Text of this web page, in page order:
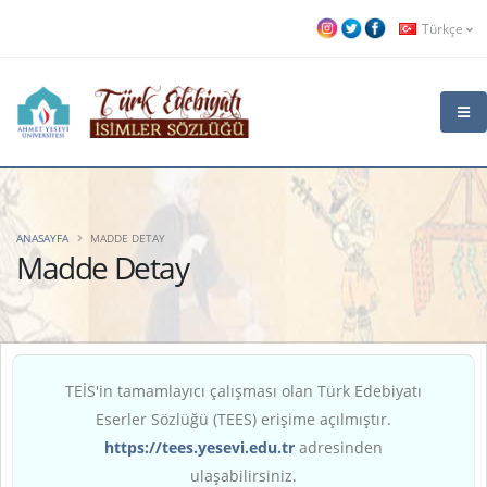
Türkçe
Madde Detay
ANASAYFA MADDE DETAY
TEİS'in tamamlayıcı çalışması olan Türk Edebiyatı
Eserler Sözlüğü (TEES) erişime açılmıştır.
https://tees.yesevi.edu.tr adresinden
ulaşabilirsiniz.